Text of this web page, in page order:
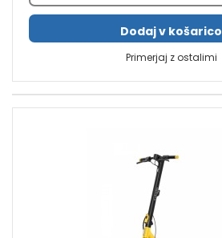
Dodaj v košarico
Primerjaj z ostalimi